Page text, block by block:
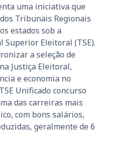
uma iniciativa que
Tribunais Regionais
estados sob a
Superior Eleitoral (TSE).
a seleção de
Justiça Eleitoral,
e economia no
Unificado concurso
das carreiras mais
com bons salários,
geralmente de 6